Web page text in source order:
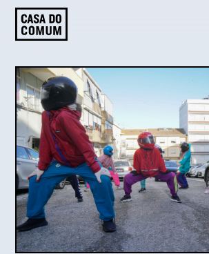
Saltar
para
conteúdo